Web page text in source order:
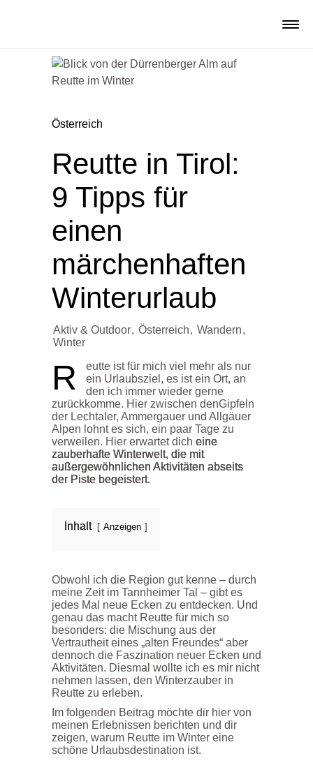
Österreich
Reutte in Tirol:
9 Tipps für
einen
märchenhaften
Winterurlaub
Aktiv & Outdoor, Österreich, Wandern,
Winter
R
eutte ist für mich viel mehr als nur
ein Urlaubsziel, es ist ein Ort, an
den ich immer wieder gerne
zurückkomme. Hier zwischen denGipfeln
der Lechtaler, Ammergauer und Allgäuer
Alpen lohnt es sich, ein paar Tage zu
verweilen. Hier erwartet dich eine
zauberhafte Winterwelt, die mit
außergewöhnlichen Aktivitäten abseits
der Piste begeistert.
Inhalt Anzeigen
Obwohl ich die Region gut kenne – durch
meine Zeit im Tannheimer Tal – gibt es
jedes Mal neue Ecken zu entdecken. Und
genau das macht Reutte für mich so
besonders: die Mischung aus der
Vertrautheit eines „alten Freundes“ aber
dennoch die Faszination neuer Ecken und
Aktivitäten. Diesmal wollte ich es mir nicht
nehmen lassen, den Winterzauber in
Reutte zu erleben.
Im folgenden Beitrag möchte dir hier von
meinen Erlebnissen berichten und dir
zeigen, warum Reutte im Winter eine
schöne Urlaubsdestination ist.